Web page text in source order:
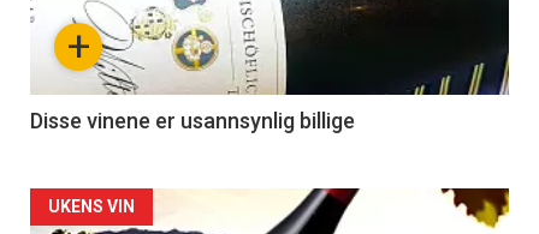
nå
3
+
Disse vinene er usannsynlig billige
Forsiden
UKENS VIN